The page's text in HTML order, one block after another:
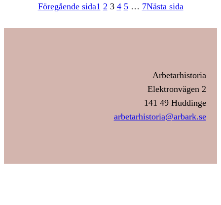
Föregående sida1 2 3 4 5 … 7Nästa sida
Arbetarhistoria
Elektronvägen 2
141 49 Huddinge
arbetarhistoria@arbark.se